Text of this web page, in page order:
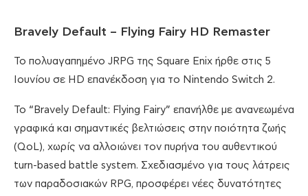
Bravely Default – Flying Fairy HD Remaster
Το πολυαγαπημένο JRPG της Square Enix ήρθε στις 5
Ιουνίου σε HD επανέκδοση για το Nintendo Switch 2.
Το “Bravely Default: Flying Fairy” επανήλθε με ανανεωμένα
γραφικά και σημαντικές βελτιώσεις στην ποιότητα ζωής
(QoL), χωρίς να αλλοιώνει τον πυρήνα του αυθεντικού
turn-based battle system. Σχεδιασμένο για τους λάτρεις
των παραδοσιακών RPG, προσφέρει νέες δυνατότητες